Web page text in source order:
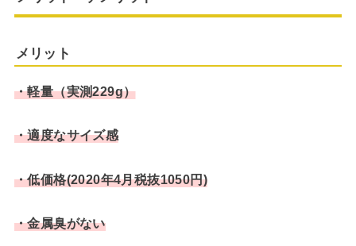
メリット
・軽量（実測229g）
・適度なサイズ感
・低価格(2020年4月税抜1050円)
・金属臭がない